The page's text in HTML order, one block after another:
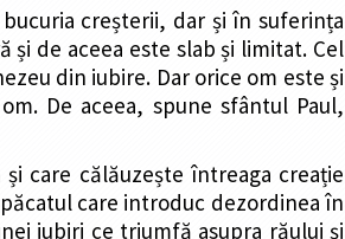
creșterii, dar și în suferința
de aceea este slab și limitat. Cel
din iubire. Dar orice om este și
De aceea, spune sfântul Paul,
care călăuzește întreaga creație
care introduc dezordinea în
iubiri ce triumfă asupra răului și